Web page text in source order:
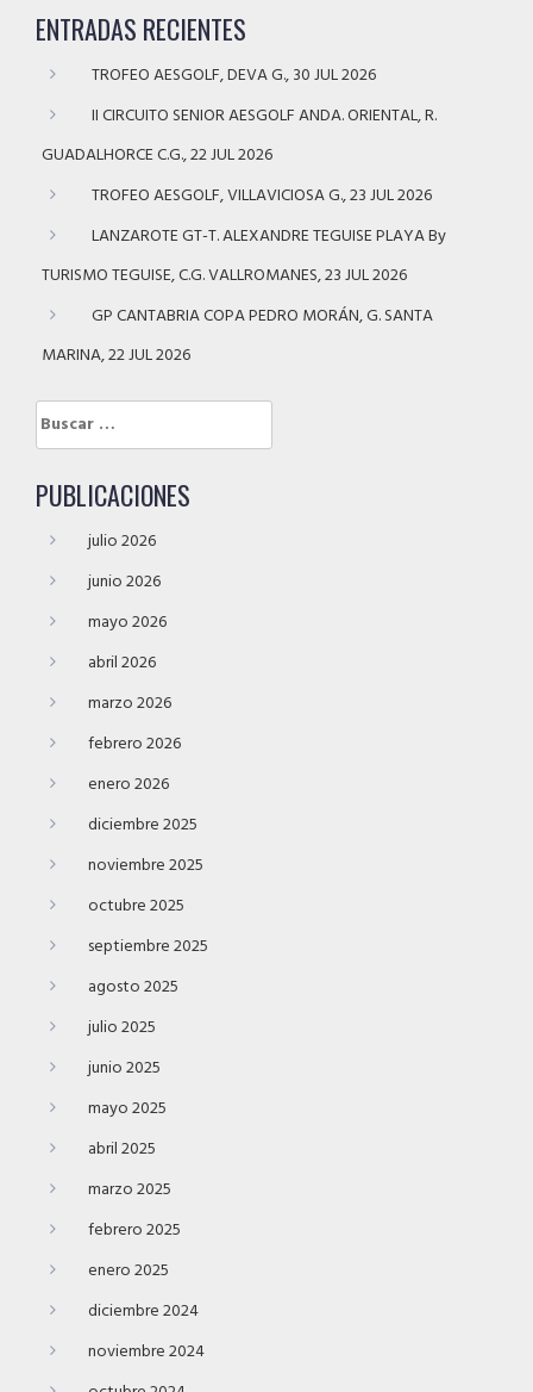
ENTRADAS RECIENTES
TROFEO AESGOLF, DEVA G., 30 JUL 2026
II CIRCUITO SENIOR AESGOLF ANDA. ORIENTAL, R.
GUADALHORCE C.G., 22 JUL 2026
TROFEO AESGOLF, VILLAVICIOSA G., 23 JUL 2026
LANZAROTE GT-T. ALEXANDRE TEGUISE PLAYA By
TURISMO TEGUISE, C.G. VALLROMANES, 23 JUL 2026
GP CANTABRIA COPA PEDRO MORÁN, G. SANTA
MARINA, 22 JUL 2026
Buscar:
PUBLICACIONES
julio 2026
junio 2026
mayo 2026
abril 2026
marzo 2026
febrero 2026
enero 2026
diciembre 2025
noviembre 2025
octubre 2025
septiembre 2025
agosto 2025
julio 2025
junio 2025
mayo 2025
abril 2025
marzo 2025
febrero 2025
enero 2025
diciembre 2024
noviembre 2024